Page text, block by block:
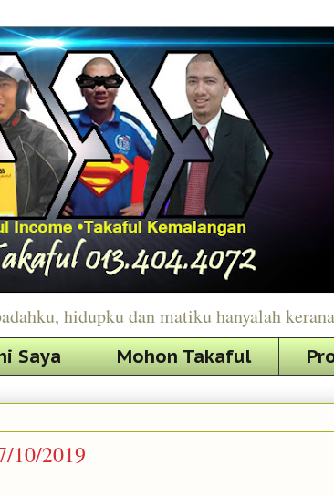
hidupku dan matiku hanyalah
Saya Mohon Takaful
10/2019